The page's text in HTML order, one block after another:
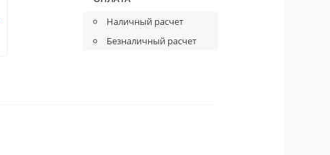
Наличный расчет
Безналичный расчет